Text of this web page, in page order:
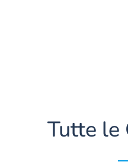
Tutte le